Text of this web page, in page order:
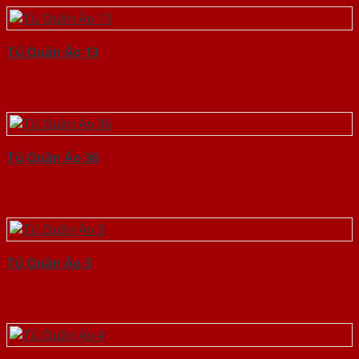
Tủ Quần Áo 13
Tủ Quần Áo 36
Tủ Quần Áo 3